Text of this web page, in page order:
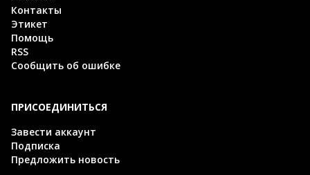
Контакты
Этикет
Помощь
RSS
Сообщить об ошибке
ПРИСОЕДИНИТЬСЯ
Завести аккаунт
Подписка
Предложить новость